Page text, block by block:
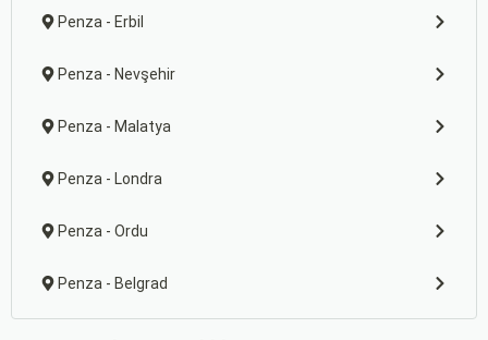
Penza - Erbil
Penza - Nevşehir
Penza - Malatya
Penza - Londra
Penza - Ordu
Penza - Belgrad